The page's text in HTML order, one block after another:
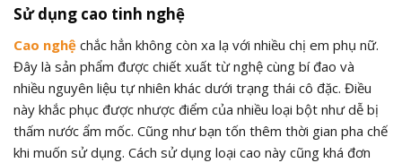
Sử dụng cao tinh nghệ
Cao nghệ chắc hẳn không còn xa lạ với nhiều chị em phụ nữ.
Đây là sản phẩm được chiết xuất từ nghệ cùng bí đao và
nhiều nguyên liệu tự nhiên khác dưới trạng thái cô đặc. Điều
này khắc phục được nhược điểm của nhiều loại bột như dễ bị
thấm nước ẩm mốc. Cũng như bạn tốn thêm thời gian pha chế
khi muốn sử dụng. Cách sử dụng loại cao này cũng khá đơn